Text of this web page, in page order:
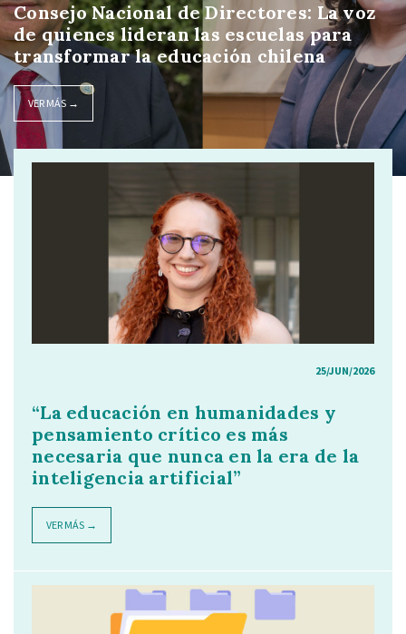
Consejo Nacional de Directores: La voz
de quienes lideran las escuelas para
transformar la educación chilena
VER MÁS →
25/JUN/2026
“La educación en humanidades y
pensamiento crítico es más
necesaria que nunca en la era de la
inteligencia artificial”
VER MÁS →